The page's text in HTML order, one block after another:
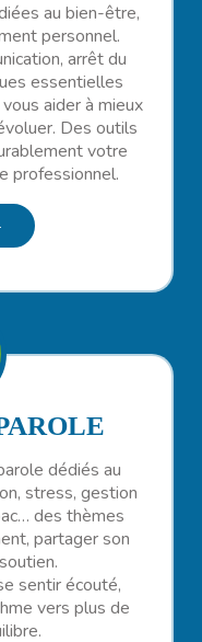
au bien-être,
personnel.
arrêt du
essentielles
aider à mieux
Des outils
votre
professionnel.
dédiés au
stress, gestion
des thèmes
partager son
sentir écouté,
vers plus de